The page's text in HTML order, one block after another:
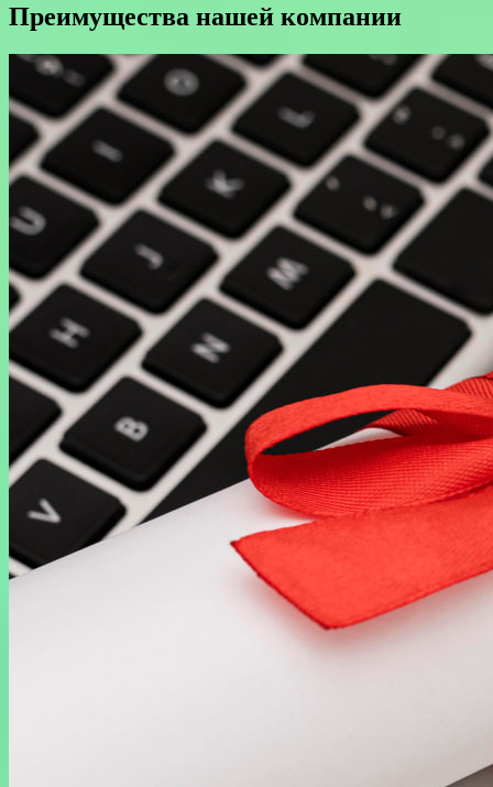
Преимущества нашей компании